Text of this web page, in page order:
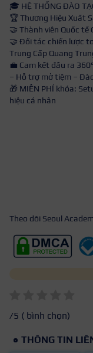
🎓 HỆ THỐNG ĐÀO
🏆 Thương Hiệu Xuất
🤝 Thành viên Quốc tế
🤝 Đối tác chiến lược
Trung Cấp Quang
💼 Cam kết đầu ra
– Hỗ trợ mở tiệm –
🎁 MIỄN PHÍ khóa:
hiệu cá nhân
Theo dõi Seoul
/5 ( bình chọn)
THÔNG TIN